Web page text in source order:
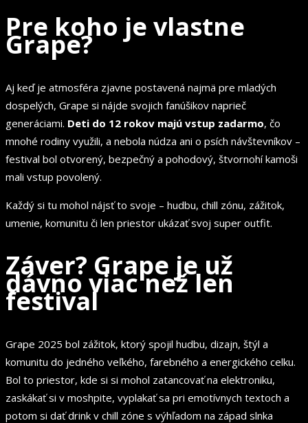
Pre koho je vlastne
Grape?
Aj keď je atmosféra zjavne postavená najmä pre mladých
dospelých, Grape si nájde svojich fanúšikov naprieč
generáciami. Deti do 12 rokov majú vstup zadarmo, čo
mnohé rodiny využili, a nebola núdza ani o psích návštevníkov –
festival bol otvorený, bezpečný a pohodový, štvornohí kamoši
mali vstup povolený.
Každý si tu mohol nájsť to svoje – hudbu, chill zónu, zážitok,
umenie, komunitu či len priestor ukázať svoj super outfit.
Záver? Grape je už
dávno viac než len
festival
Grape 2025 bol zážitok, ktorý spojil hudbu, dizajn, štýl a
komunitu do jedného veľkého, farebného a energického celku.
Bol to priestor, kde si si mohol zatancovať na elektroniku,
zaskákať si v moshpite, vyplakať sa pri emotívnych textoch a
potom si dať drink v chill zóne s výhľadom na západ slnka